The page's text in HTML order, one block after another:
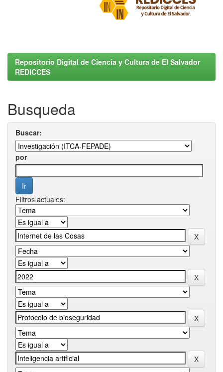
Repositorio Digital de Ciencia y Cultura de El Salvador
REDICCES
Busqueda
Buscar:
por
Filtros actuales: